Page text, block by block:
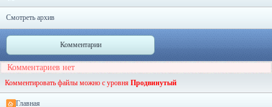
Смотреть архив
Комментарии
Комментариев нет
Комментировать файлы можно с уровня Продвинутый
Главная